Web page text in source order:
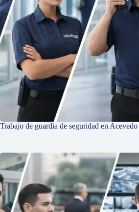
Trabajo de guardia de seguridad en Acevedo